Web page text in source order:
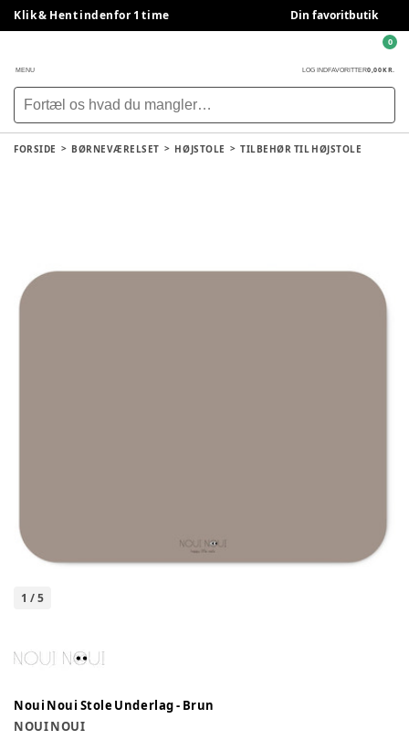
Klik & Hent indenfor 1 time Din favoritbutik
MENU LOG INDFAVORITTER0,00 KR.
0
FORSIDE BØRNEVÆRELSET HØJSTOLE TILBEHØR TIL HØJSTOLE
1 /5
Noui Noui Stole Underlag - Brun
NOUI NOUI